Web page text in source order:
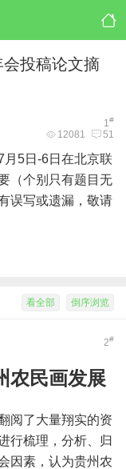
投稿论文摘
1#
12081 51
月5日-6日在北京联
（个别只有题目无
误写或遗漏，敬请
倒序浏览
看全部
2#
农民画发展
阅了大量翔实的资
行梳理，分析、归
因素，认为贵州农